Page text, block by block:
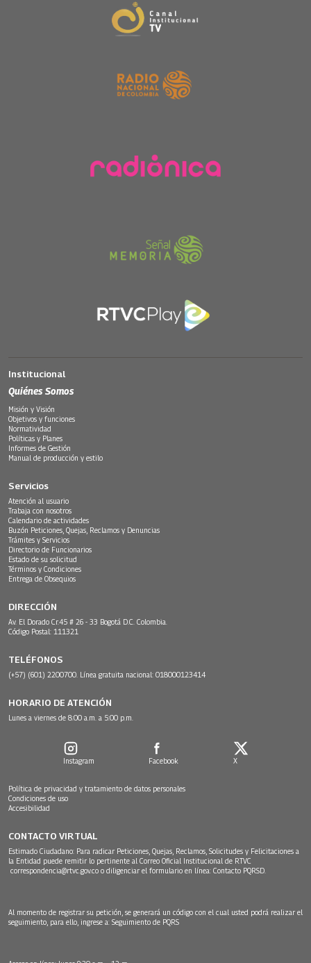
Institucional
Quiénes Somos
Misión y Visión
Objetivos y funciones
Normatividad
Políticas y Planes
Informes de Gestión
Manual de producción y estilo
Servicios
Atención al usuario
Trabaja con nosotros
Calendario de actividades
Buzón Peticiones, Quejas, Reclamos y Denuncias
Trámites y Servicios
Directorio de Funcionarios
Estado de su solicitud
Términos y Condiciones
Entrega de Obsequios
DIRECCIÓN
Av. El Dorado Cr.45 # 26 - 33 Bogotá D.C. Colombia.
Código Postal: 111321
TELÉFONOS
(+57) (601) 2200700. Línea gratuita nacional: 018000123414
HORARIO DE ATENCIÓN
Lunes a viernes de 8:00 a.m. a 5:00 p.m.
Instagram Facebook X
Política de privacidad y tratamiento de datos personales
Condiciones de uso
Accesibilidad
CONTACTO VIRTUAL
Estimado Ciudadano: Para radicar Peticiones, Quejas, Reclamos, Solicitudes y Felicitaciones a
la Entidad puede remitir lo pertinente al Correo Oficial Institucional de RTVC
correspondencia@rtvc.gov.co o diligenciar el formulario en línea: Contacto PQRSD.
Al momento de registrar su petición, se generará un código con el cual usted podrá realizar el
seguimiento, para ello, ingrese a: Seguimiento de PQRS